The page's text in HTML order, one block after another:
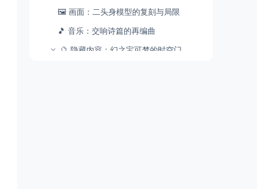
🖼️ ​​画面：二头身模型的复刻与局限​​
🎵 ​​音乐：交响诗篇的再编曲​​
🔮 ​​隐藏内容：幻之宝可梦的时空门​​